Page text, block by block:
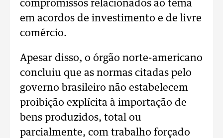
compromissos relacionados ao tema
em acordos de investimento e de livre
comércio.
Apesar disso, o órgão norte-americano
concluiu que as normas citadas pelo
governo brasileiro não estabelecem
proibição explícita à importação de
bens produzidos, total ou
parcialmente, com trabalho forçado